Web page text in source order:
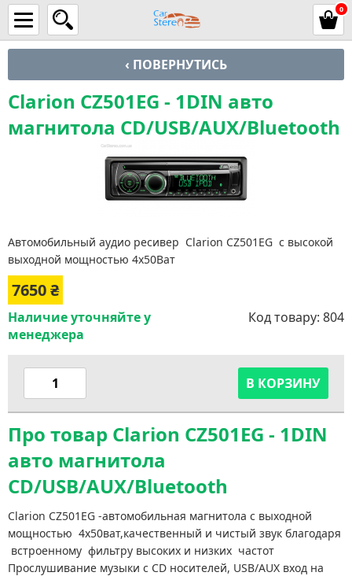
0
‹ ПОВЕРНУТИСЬ
Clarion CZ501EG - 1DIN авто
магнитола CD/USB/AUX/Bluetooth
Автомобильный аудио ресивер Clarion CZ501EG с высокой
выходной мощностью 4х50Ват
7650₴
Наличие уточняйте у
менеджера
Код товару: 804
В КОРЗИНУ
Про товар Clarion CZ501EG - 1DIN
авто магнитола
CD/USB/AUX/Bluetooth
Clarion CZ501EG -автомобильная магнитола с выходной
мощностью 4х50ват,качественный и чистый звук благодаря
встроенному фильтру высоких и низких частот
Прослушивание музыки с CD носителей, USB/AUX вход на